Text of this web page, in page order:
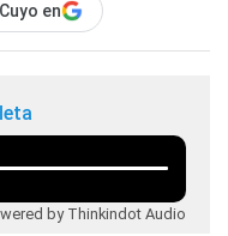
en
by Thinkindot Audio